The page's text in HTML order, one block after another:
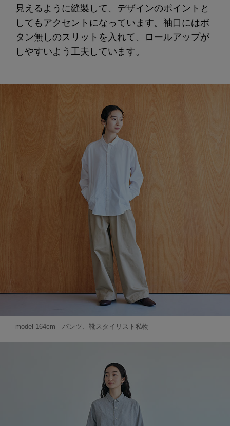
見えるように縫製して、デザインのポイントと
してもアクセントになっています。袖口にはボ
タン無しのスリットを入れて、ロールアップが
しやすいよう工夫しています。
model 164cm パンツ、靴スタイリスト私物